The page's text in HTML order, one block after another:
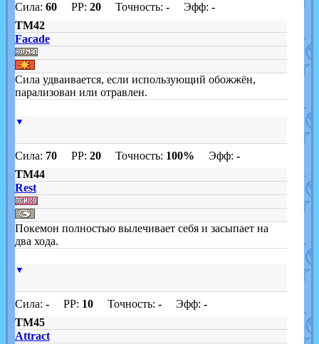
Сила: 60PP: 20Точность: -Эфф: -
TM42
Facade
Сила удваивается, если использующий обожжён,
парализован или отравлен.
▼
Сила: 70PP: 20Точность: 100% Эфф: -
TM44
Rest
Покемон полностью вылечивает себя и засыпает на
два хода.
▼
Сила: -PP: 10Точность: -Эфф: -
TM45
Attract